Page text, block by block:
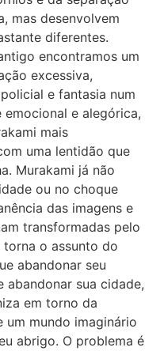
mas desenvolvem
diferentes.
encontramos um
excessiva,
e fantasia num
e alegórica,
mais
uma lentidão que
Murakami já não
ou no choque
das imagens e
transformadas pelo
o assunto do
abandonar seu
abandonar sua cidade,
em torno da
um mundo imaginário
abrigo. O problema é